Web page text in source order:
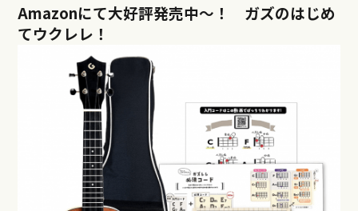
Amazonにて大好評発売中〜！ ガズのはじめ
てウクレレ！